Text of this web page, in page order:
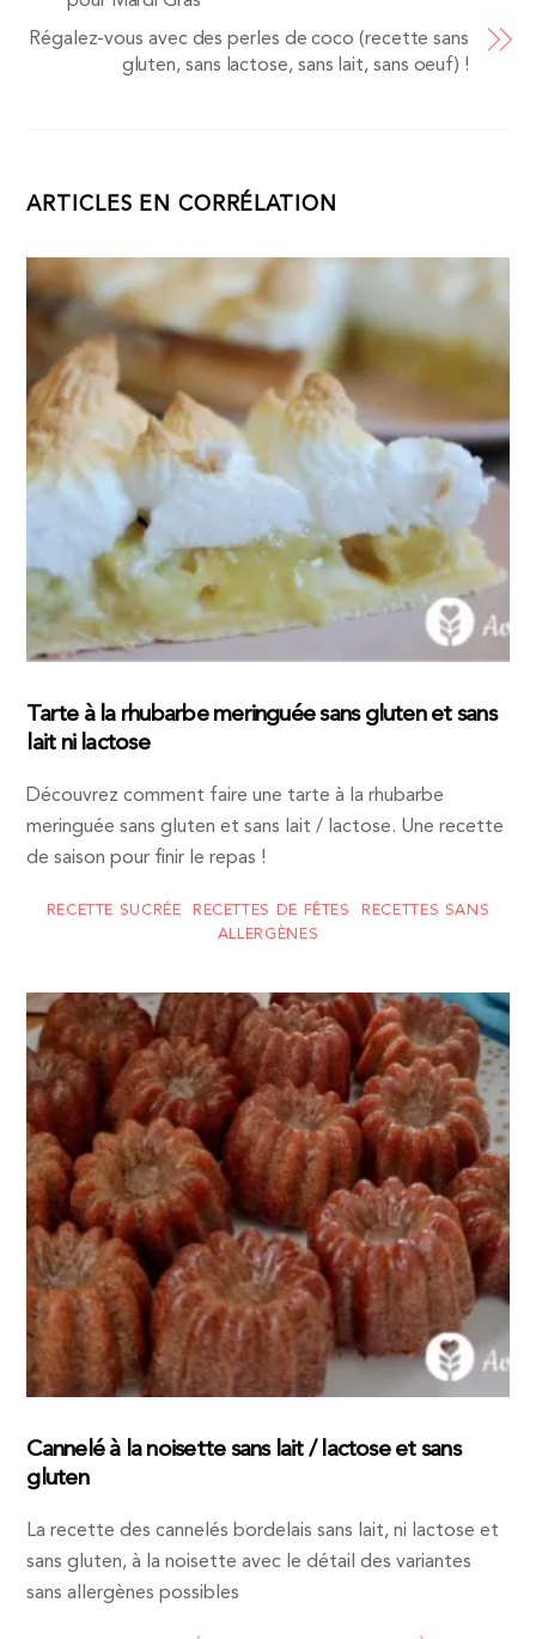
Régalez-vous avec des perles de coco (recette sans
gluten, sans lactose, sans lait, sans oeuf) !
ARTICLES EN CORRÉLATION
Tarte à la rhubarbe meringuée sans gluten et sans
lait ni lactose
Découvrez comment faire une tarte à la rhubarbe
meringuée sans gluten et sans lait / lactose. Une recette
de saison pour finir le repas !
RECETTE SUCRÉE RECETTES DE FÊTES
RECETTES SANS
ALLERGÈNES
Cannelé à la noisette sans lait / lactose et sans
gluten
La recette des cannelés bordelais sans lait, ni lactose et
sans gluten, à la noisette avec le détail des variantes
sans allergènes possibles